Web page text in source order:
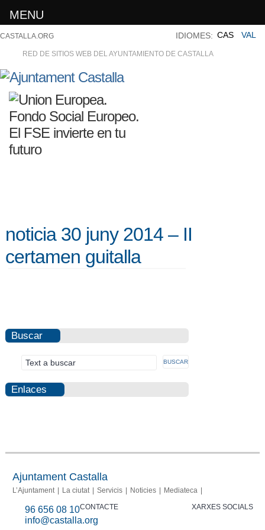
CASTALLA.ORG
RED DE SITIOS WEB DEL AYUNTAMIENTO DE CASTALLA
IDIOMES: CAS VAL
noticia 30 juny 2014 – II
certamen guitalla
Buscar
Enlaces
Seu
Portal de
Photovoltaic
Informació
Perfil delFons
Bústia de
Punt
Autoliquidacions
Participa
Fraud
Ajuntament Castalla
L’Ajuntament La ciutat Servicis Noticies
Mediateca
CONTACTE
96 656 08 10
info@castalla.org
XARXES SOCIALS
MENU